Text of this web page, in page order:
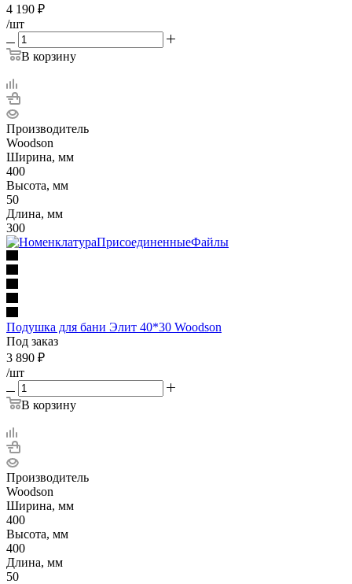
4 190 ₽
/шт
В корзину
Производитель
Woodson
Ширина, мм
400
Высота, мм
50
Длина, мм
300
Подушка для бани Элит 40*30 Woodson
Под заказ
3 890 ₽
/шт
В корзину
Производитель
Woodson
Ширина, мм
400
Высота, мм
400
Длина, мм
50